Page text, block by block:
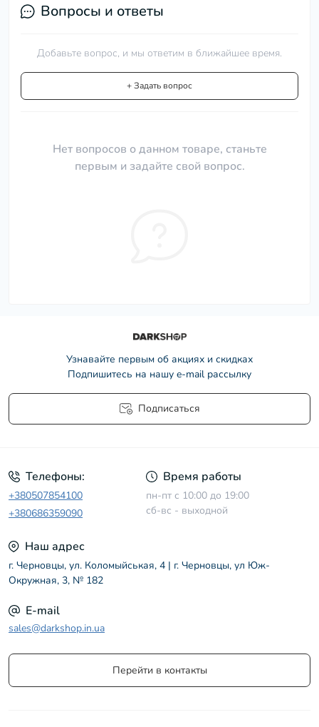
Вопросы и ответы
Добавьте вопрос, и мы ответим в ближайшее время.
+ Задать вопрос
Нет вопросов о данном товаре, станьте
первым и задайте свой вопрос.
Узнавайте первым об акциях и скидках
Подпишитесь на нашу e-mail рассылку
Подписаться
Телефоны:
+380507854100
+380686359090
Время работы
пн-пт с 10:00 до 19:00
сб-вс - выходной
Наш адрес
г. Черновцы, ул. Коломыйськая, 4 | г. Черновцы, ул Юж-
Окружная, 3, № 182
E-mail
sales@darkshop.in.ua
Перейти в контакты